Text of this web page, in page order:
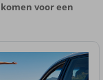
voor een